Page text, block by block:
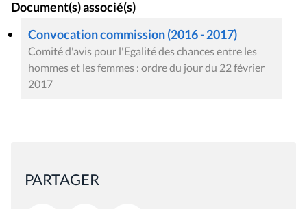
Document(s) associé(s)
Convocation commission (2016 - 2017)
Comité d'avis pour l'Egalité des chances entre les
hommes et les femmes : ordre du jour du 22 février
2017
PARTAGER